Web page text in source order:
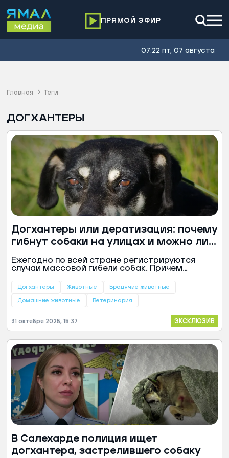
ПРЯМОЙ ЭФИР
07:22 пт, 07 августа
Главная Теги
ДОГХАНТЕРЫ
Догхантеры или дератизация: почему
гибнут собаки на улицах и можно ли
этого избежать
Ежегодно по всей стране регистрируются
случаи массовой гибели собак. Причем
Почему так происходит и как уберечь питомца
Медиа».
Догхантеры Животные Бродячие животные
Домашние животные Ветеринария
31 октября 2025, 15:37 ЭКСКЛЮЗИВ
В Салехарде полиция ищет
догхантера, застрелившего собаку